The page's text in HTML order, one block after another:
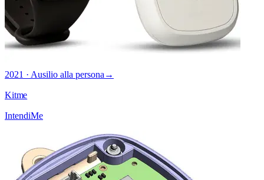
2021 · Ausilio alla persona →
Kitme
IntendiMe